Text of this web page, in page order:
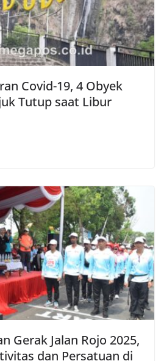
Covid-19, 4 Obyek
Tutup saat Libur
Gerak Jalan Rojo 2025,
dan Persatuan di